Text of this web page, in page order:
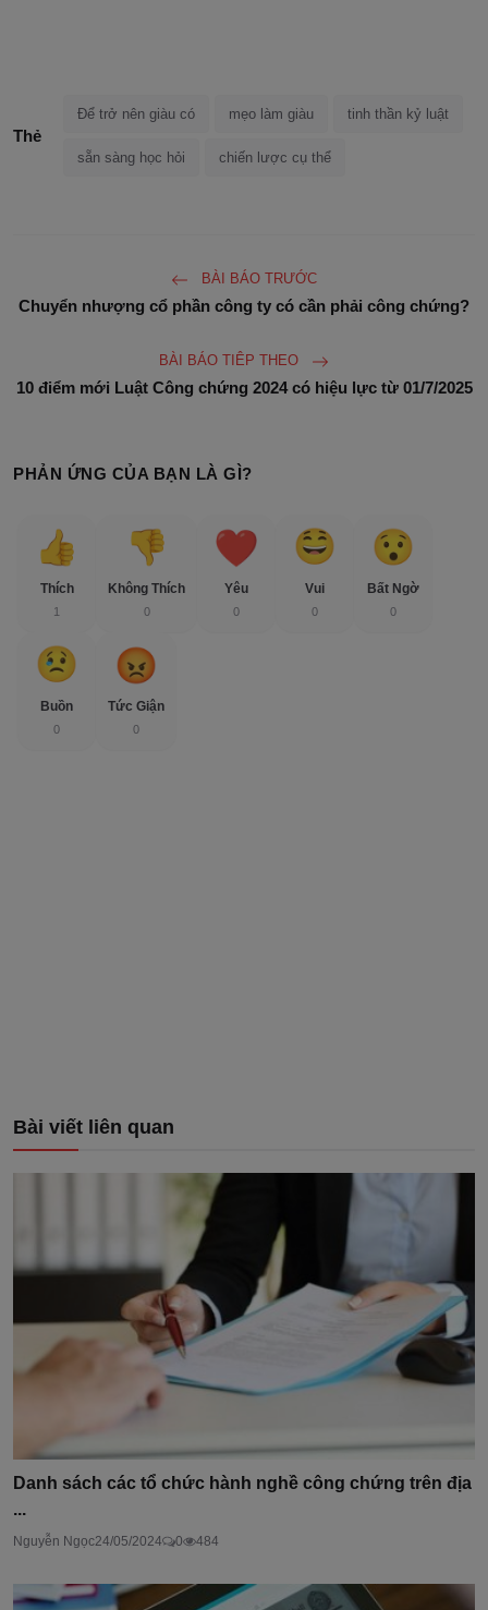
Thẻ
Để trở nên giàu có mẹo làm giàu tinh thần kỷ luật
sẵn sàng học hỏi chiến lược cụ thể
BÀI BÁO TRƯỚC
Chuyển nhượng cổ phần công ty có cần phải công chứng?
BÀI BÁO TIÊP THEO
10 điểm mới Luật Công chứng 2024 có hiệu lực từ 01/7/2025
PHẢN ỨNG CỦA BẠN LÀ GÌ?
Thích
1
Không Thích
0
Yêu
0
Vui
0
Bất Ngờ
0
Buồn
0
Tức Giận
0
Bài viết liên quan
Danh sách các tổ chức hành nghề công chứng trên địa
...
Nguyễn Ngọc24/05/2024 0 484